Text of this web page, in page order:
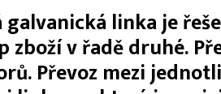
galvanická linka je
v řadě druhé.
Převoz mezi